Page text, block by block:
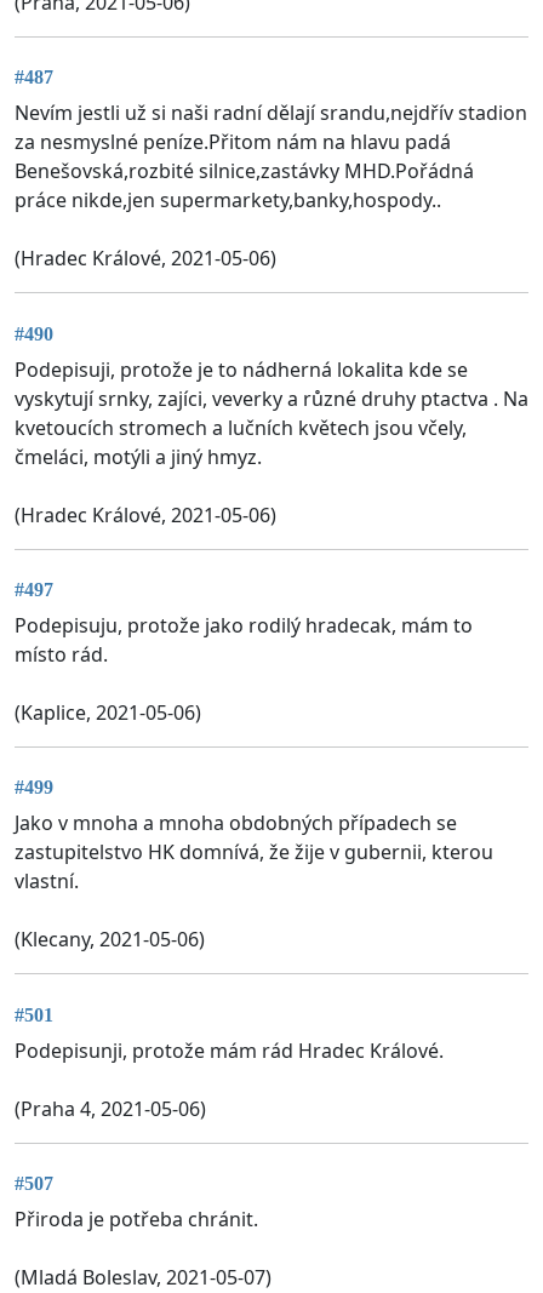
#487
Nevím jestli už si naši radní dělají srandu,nejdřív stadion
za nesmyslné peníze.Přitom nám na hlavu padá
Benešovská,rozbité silnice,zastávky MHD.Pořádná
práce nikde,jen supermarkety,banky,hospody..
(Hradec Králové, 2021-05-06)
#490
Podepisuji, protože je to nádherná lokalita kde se
vyskytují srnky, zajíci, veverky a různé druhy ptactva . Na
kvetoucích stromech a lučních květech jsou včely,
čmeláci, motýli a jiný hmyz.
(Hradec Králové, 2021-05-06)
#497
Podepisuju, protože jako rodilý hradecak, mám to
místo rád.
(Kaplice, 2021-05-06)
#499
Jako v mnoha a mnoha obdobných případech se
zastupitelstvo HK domnívá, že žije v gubernii, kterou
vlastní.
(Klecany, 2021-05-06)
#501
Podepisunji, protože mám rád Hradec Králové.
(Praha 4, 2021-05-06)
#507
Přiroda je potřeba chránit.
(Mladá Boleslav, 2021-05-07)